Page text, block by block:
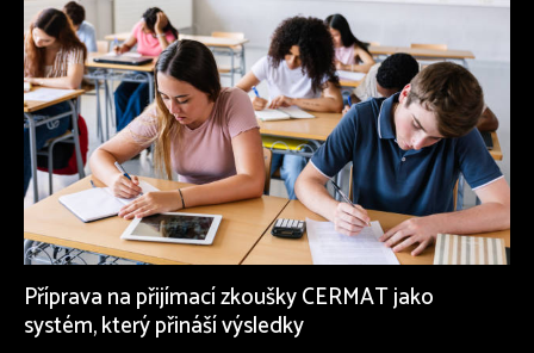
Příprava na přijímací zkoušky CERMAT jako
systém, který přináší výsledky